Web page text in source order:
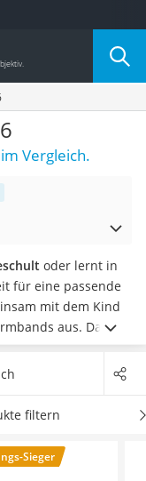
Vergleich.
oder lernt in
für eine passende
mit dem Kind
aus. Dann
den Kinderuhr-
sind bunt
müssen
Ihrem Kind passt.
das
filtern
Sieger